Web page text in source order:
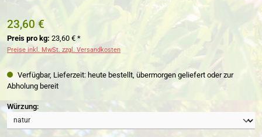
23,60 €
Preis pro kg: 23,60 € *
Preise inkl. MwSt. zzgl. Versandkosten
Verfügbar, Lieferzeit: heute bestellt, übermorgen geliefert oder zur
Abholung bereit
Würzung:auswählen